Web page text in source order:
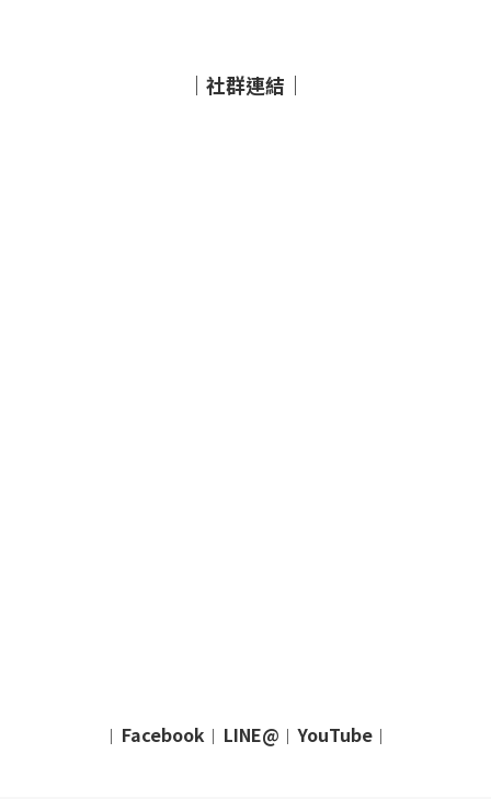
｜社群連結｜
｜ Facebook ｜ LINE@ ｜ YouTube ｜